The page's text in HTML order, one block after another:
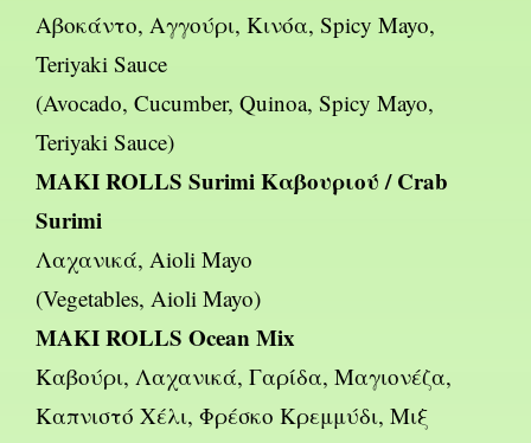
Αβοκάντο, Αγγούρι, Κινόα, Spicy Mayo,
Teriyaki Sauce
(Avocado, Cucumber, Quinoa, Spicy Mayo,
Teriyaki Sauce)
MAKI ROLLS Surimi Καβουριού / Crab
Surimi
Λαχανικά, Aioli Mayo
(Vegetables, Aioli Mayo)
MAKI ROLLS Ocean Mix
Καβούρι, Λαχανικά, Γαρίδα, Μαγιονέζα,
Καπνιστό Χέλι, Φρέσκο Κρεμμύδι, Μιξ